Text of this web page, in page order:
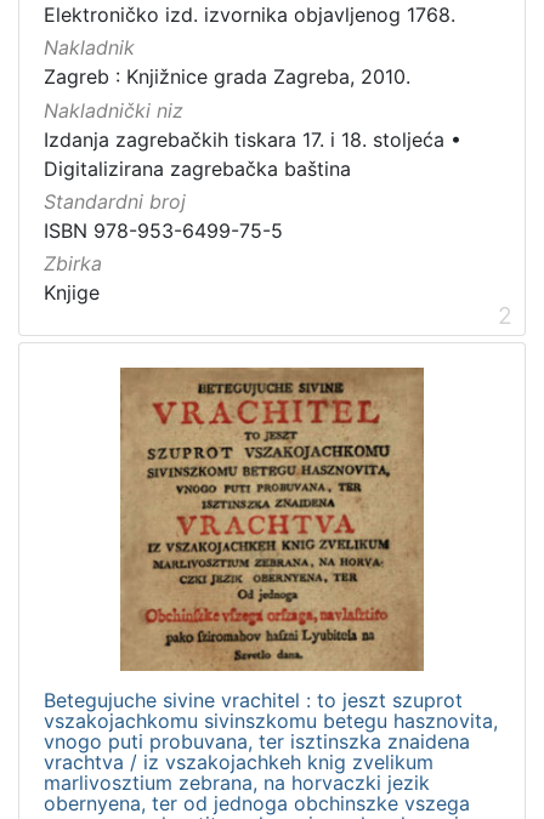
Zbirka
Knjige
Sitni tisak
Elektroničko izd. izvornika objavljenog 1768.
Nakladnik
Zagreb : Knjižnice grada Zagreba, 2010.
Nakladnički niz
Izdanja zagrebačkih tiskara 17. i 18. stoljeća •
Digitalizirana zagrebačka baština
Standardni broj
ISBN 978-953-6499-75-5
Zbirka
Knjige
2
Betegujuche sivine vrachitel : to jeszt szuprot
vszakojachkomu sivinszkomu betegu hasznovita,
vnogo puti probuvana, ter isztinszka znaidena
vrachtva / iz vszakojachkeh knig zvelikum
marlivosztium zebrana, na horvaczki jezik
obernyena, ter od jednoga obchinszke vszega